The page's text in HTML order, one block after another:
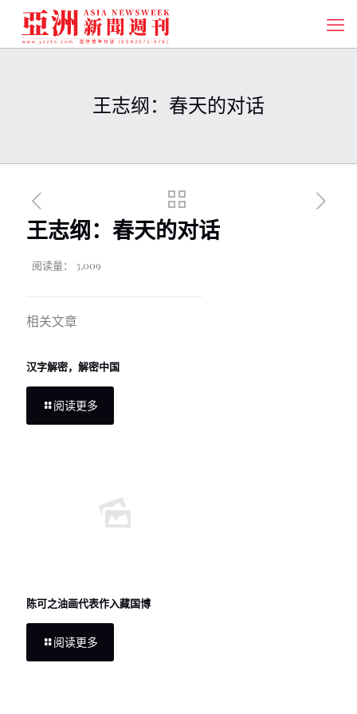
王志纲：春天的对话
王志纲：春天的对话
阅读量： 3,009
相关文章
汉字解密，解密中国
阅读更多
陈可之油画代表作入藏国博
阅读更多